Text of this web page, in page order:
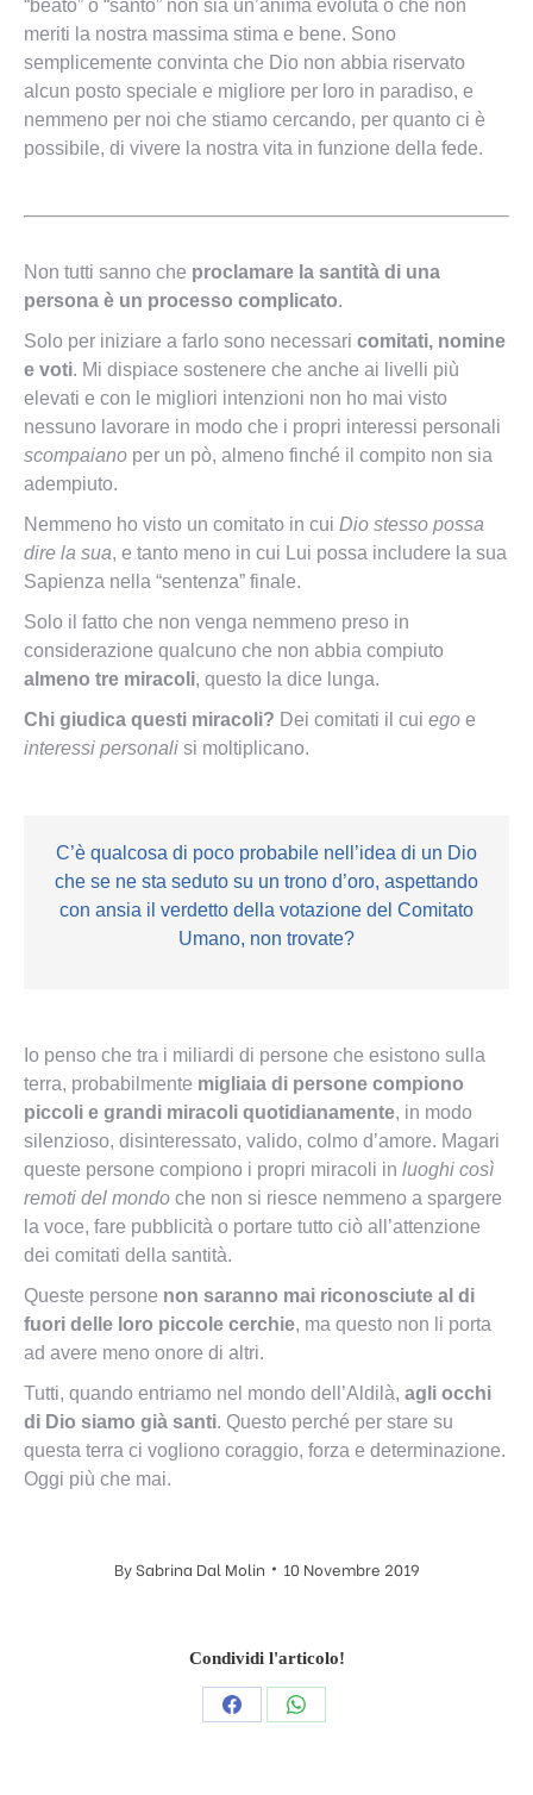
“beato” o “santo” non sia un’anima evoluta o che non
meriti la nostra massima stima e bene. Sono
semplicemente convinta che Dio non abbia riservato
alcun posto speciale e migliore per loro in paradiso, e
nemmeno per noi che stiamo cercando, per quanto ci è
possibile, di vivere la nostra vita in funzione della fede.
Non tutti sanno che proclamare la santità di una
persona è un processo complicato.
Solo per iniziare a farlo sono necessari comitati, nomine
e voti. Mi dispiace sostenere che anche ai livelli più
elevati e con le migliori intenzioni non ho mai visto
nessuno lavorare in modo che i propri interessi personali
scompaiano per un pò, almeno finché il compito non sia
adempiuto.
Nemmeno ho visto un comitato in cui Dio stesso possa
dire la sua, e tanto meno in cui Lui possa includere la sua
Sapienza nella “sentenza” finale.
Solo il fatto che non venga nemmeno preso in
considerazione qualcuno che non abbia compiuto
almeno tre miracoli, questo la dice lunga.
Chi giudica questi miracoli? Dei comitati il cui ego e
interessi personali si moltiplicano.
C’è qualcosa di poco probabile nell’idea di un Dio
che se ne sta seduto su un trono d’oro, aspettando
con ansia il verdetto della votazione del Comitato
Umano, non trovate?
Io penso che tra i miliardi di persone che esistono sulla
terra, probabilmente migliaia di persone compiono
piccoli e grandi miracoli quotidianamente, in modo
silenzioso, disinteressato, valido, colmo d’amore. Magari
queste persone compiono i propri miracoli in luoghi così
remoti del mondo che non si riesce nemmeno a spargere
la voce, fare pubblicità o portare tutto ciò all’attenzione
dei comitati della santità.
Queste persone non saranno mai riconosciute al di
fuori delle loro piccole cerchie, ma questo non li porta
ad avere meno onore di altri.
Tutti, quando entriamo nel mondo dell’Aldilà, agli occhi
di Dio siamo già santi. Questo perché per stare su
questa terra ci vogliono coraggio, forza e determinazione.
Oggi più che mai.
BySabrina Dal Molin 10 Novembre 2019
Condividi l'articolo!
CondividiCondividi